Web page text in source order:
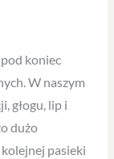
koniec
W naszym
głogu, lip i
dużo
pasieki